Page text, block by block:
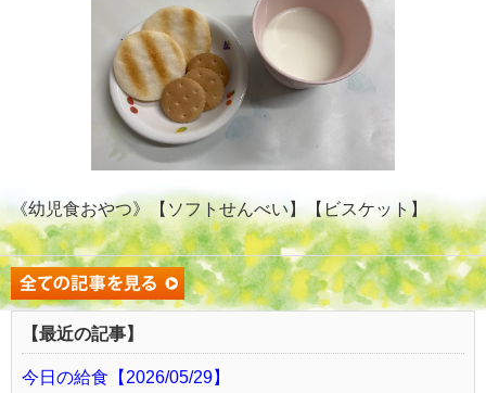
《幼児食おやつ》【ソフトせんべい】【ビスケット】
【最近の記事】
今日の給食【2026/05/29】